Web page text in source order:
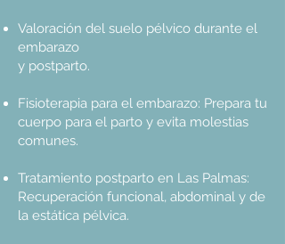
Valoración del suelo pélvico durante el
embarazo
y postparto.
Fisioterapia para el embarazo: Prepara tu
cuerpo para el parto y evita molestias
comunes.
Tratamiento postparto en Las Palmas:
Recuperación funcional, abdominal y de
la estática pélvica.